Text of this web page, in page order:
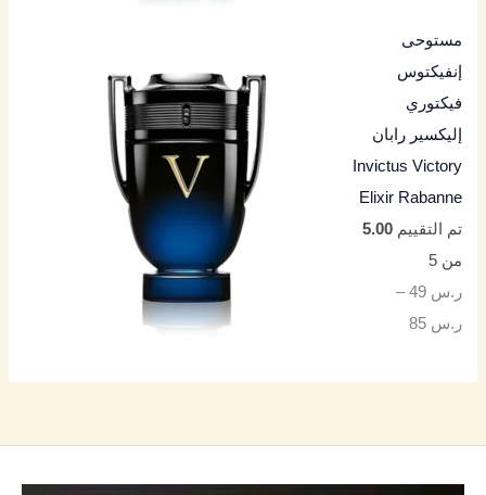
مستوحى
إنفيكتوس
فيكتوري
إليكسير رابان
Invictus Victory
Elixir Rabanne
تم التقييم5.00
من 5
ر.س 49
–
ر.س 85